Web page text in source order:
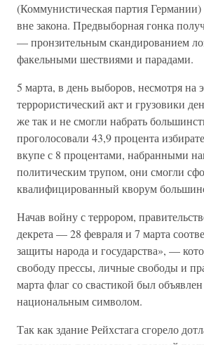
(Коммунистическая партия Германии)
вне закона. Предвыборная гонка
— пронзительным скандированием
факельными шествиями и парадами.
5 марта, в день выборов, несмотря на
террористический акт и грузовики
же так и не смогли набрать
проголосовали 43,9 процента
вкупе с 8 процентами, набранными
политическим трупом, они смогли
квалифицированный кворум
Начав войну с террором,
декрета — 28 февраля и 7 марта
защиты народа и государства», —
свободу прессы, личные свободы и
марта флаг со свастикой был
национальным символом.
Так как здание Рейхстага сгорело